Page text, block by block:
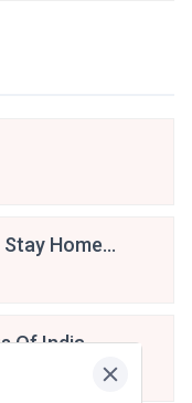
Stay Home
Of India